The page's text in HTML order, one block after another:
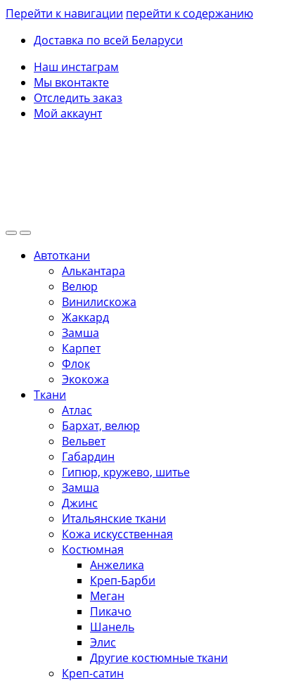
Перейти к навигации перейти к содержанию
Доставка по всей Беларуси
Наш инстаграм
Мы вконтакте
Отследить заказ
Мой аккаунт
Автоткани
Алькантара
Велюр
Винилискожа
Жаккард
Замша
Карпет
Флок
Экокожа
Ткани
Атлас
Бархат, велюр
Вельвет
Габардин
Гипюр, кружево, шитье
Замша
Джинс
Итальянские ткани
Кожа искусственная
Костюмная
Анжелика
Креп-Барби
Меган
Пикачо
Шанель
Элис
Другие костюмные ткани
Креп-сатин